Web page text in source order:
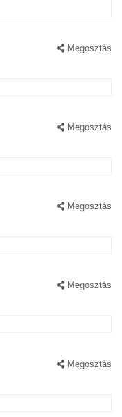
Megosztás
Megosztás
Megosztás
Megosztás
Megosztás